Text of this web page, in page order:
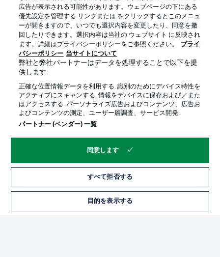
プライバシー・ポリシー
利用条件 放送局
求人 選手
当サイトについて
© 2026 Bundesliga-Gruppe GmbH
広告が表示される可能性があります。ウェブページの下にある
優先設定を管理する リンクまたは をクリックするとこのメニュ
ーが開きますので、いつでも選択内容を変更したり、同意を撤
回したりできます。選択内容は当社の ウェブサイト に反映され
ます。詳細はプライバシーポリシーをご参照ください。
プライ
バシーポリシー 当サイトについて
弊社と弊社パートナーはデータを処理することで以下を提
供します:
正確な位置情報データを利用する. 識別のためにデバイス特性を
アクティブにスキャンする. 情報をデバイスに保存および／また
はアクセスする. パーソナライズ広告およびコンテンツ、広告お
よびコンテンツの測定、ユーザー層調査、サービス開発.
パートナー (ベンダー) 一覧
同意します
すべて拒否する
目的を表示する